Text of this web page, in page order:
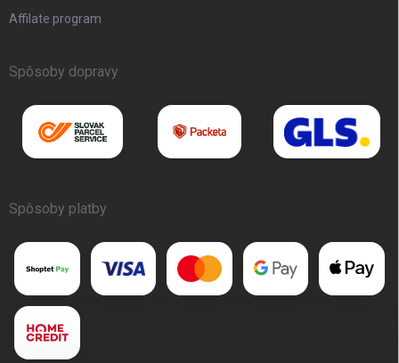
Affilate program
Spôsoby dopravy
Spôsoby platby